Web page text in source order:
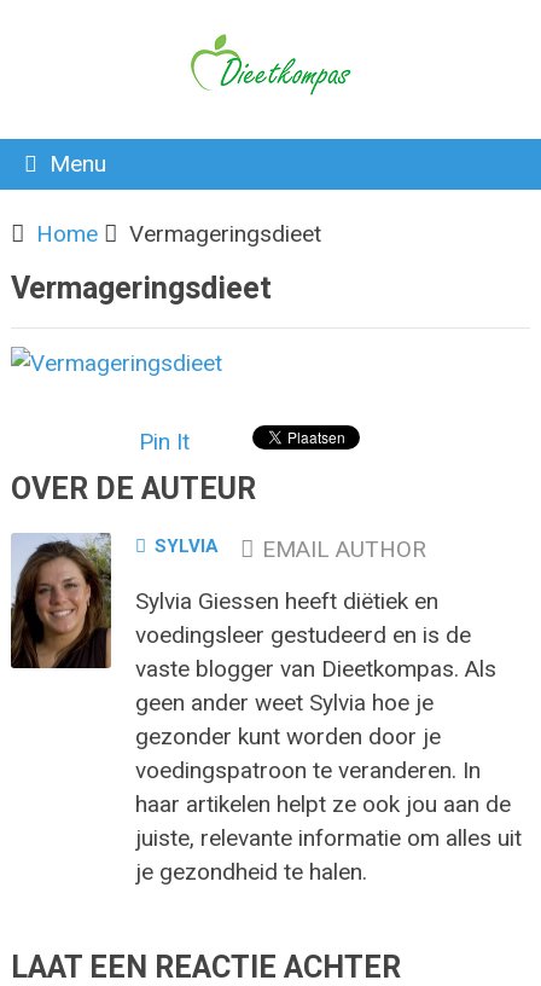
Menu
Home Vermageringsdieet
Vermageringsdieet
Pin It
OVER DE AUTEUR
SYLVIA
EMAIL AUTHOR
Sylvia Giessen heeft diëtiek en
voedingsleer gestudeerd en is de
vaste blogger van Dieetkompas. Als
geen ander weet Sylvia hoe je
gezonder kunt worden door je
voedingspatroon te veranderen. In
haar artikelen helpt ze ook jou aan de
juiste, relevante informatie om alles uit
je gezondheid te halen.
LAAT EEN REACTIE ACHTER